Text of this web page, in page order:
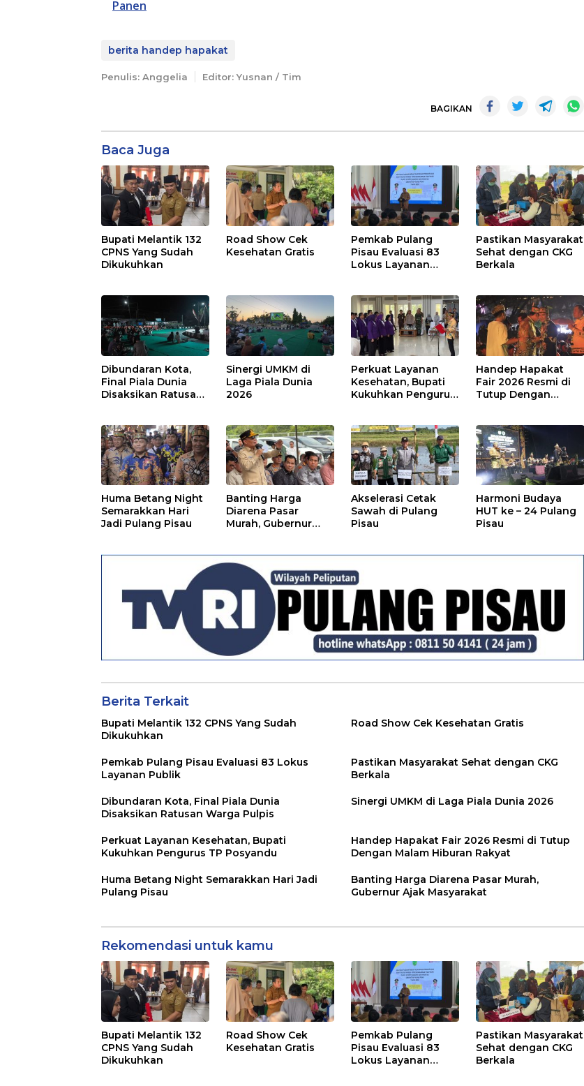
Panen
berita handep hapakat
Penulis: Anggelia Editor: Yusnan / Tim
BAGIKAN
Baca Juga
Bupati Melantik 132
CPNS Yang Sudah
Dikukuhkan
Road Show Cek
Kesehatan Gratis
Pemkab Pulang
Pisau Evaluasi 83
Lokus Layanan
Pastikan Masyarakat
Sehat dengan CKG
Berkala
Dibundaran Kota,
Final Piala Dunia
Disaksikan Ratusan
Sinergi UMKM di
Laga Piala Dunia
2026
Perkuat Layanan
Kesehatan, Bupati
Kukuhkan Pengurus
Handep Hapakat
Fair 2026 Resmi di
Tutup Dengan
Huma Betang Night
Semarakkan Hari
Jadi Pulang Pisau
Banting Harga
Diarena Pasar
Murah, Gubernur
Akselerasi Cetak
Sawah di Pulang
Pisau
Harmoni Budaya
HUT ke – 24 Pulang
Pisau
Berita Terkait
Bupati Melantik 132 CPNS Yang Sudah
Dikukuhkan
Road Show Cek Kesehatan Gratis
Pemkab Pulang Pisau Evaluasi 83 Lokus
Layanan Publik
Pastikan Masyarakat Sehat dengan CKG
Berkala
Dibundaran Kota, Final Piala Dunia
Disaksikan Ratusan Warga Pulpis
Sinergi UMKM di Laga Piala Dunia 2026
Perkuat Layanan Kesehatan, Bupati
Kukuhkan Pengurus TP Posyandu
Handep Hapakat Fair 2026 Resmi di Tutup
Dengan Malam Hiburan Rakyat
Huma Betang Night Semarakkan Hari Jadi
Pulang Pisau
Banting Harga Diarena Pasar Murah,
Gubernur Ajak Masyarakat
Rekomendasi untuk kamu
Bupati Melantik 132
CPNS Yang Sudah
Dikukuhkan
Road Show Cek
Kesehatan Gratis
Pemkab Pulang
Pisau Evaluasi 83
Lokus Layanan
Pastikan Masyarakat
Sehat dengan CKG
Berkala